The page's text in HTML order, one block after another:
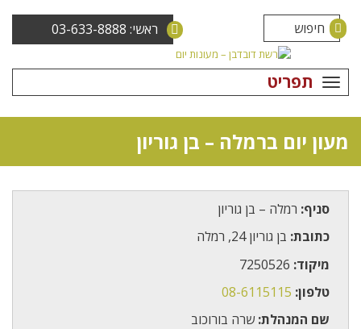
ראשי: 03-633-8888
מעון יום ברמלה – בן גוריון
סניף: רמלה – בן גוריון
כתובת: בן גוריון 24, רמלה
מיקוד:
טלפון: 08-6115115
שם המנהלת: שרה בורוכוב